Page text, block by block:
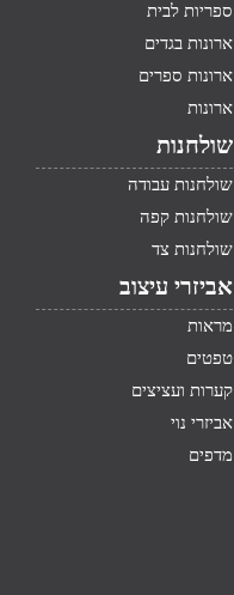
ספריות לבית
ארונות בגדים
ארונות ספרים
ארונות
שולחנות
שולחנות עבודה
שולחנות קפה
שולחנות צד
אביזרי עיצוב
מראות
טפטים
קערות ועציצים
אביזרי נוי
מדפים